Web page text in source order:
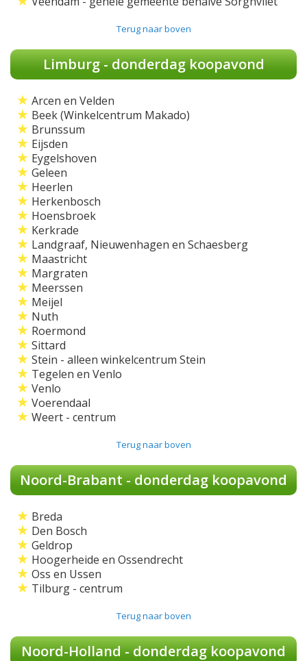
Terug naar boven
Limburg - donderdag koopavond
★ Arcen en Velden
★ Beek (Winkelcentrum Makado)
★ Brunssum
★ Eijsden
★ Eygelshoven
★ Geleen
★ Heerlen
★ Herkenbosch
★ Hoensbroek
★ Kerkrade
★ Landgraaf, Nieuwenhagen en Schaesberg
★ Maastricht
★ Margraten
★ Meerssen
★ Meijel
★ Nuth
★ Roermond
★ Sittard
★ Stein - alleen winkelcentrum Stein
★ Tegelen en Venlo
★ Venlo
★ Voerendaal
★ Weert - centrum
Terug naar boven
Noord-Brabant - donderdag koopavond
★ Breda
★ Den Bosch
★ Geldrop
★ Hoogerheide en Ossendrecht
★ Oss en Ussen
★ Tilburg - centrum
Terug naar boven
Noord-Holland - donderdag koopavond